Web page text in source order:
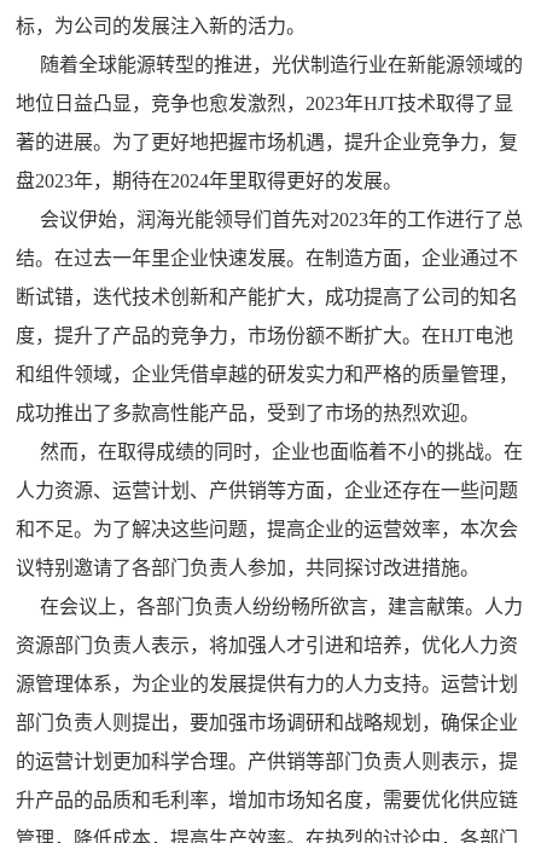
标，为公司的发展注入新的活力。
随着全球能源转型的推进，光伏制造行业在新能源领域的
地位日益凸显，竞争也愈发激烈，2023年HJT技术取得了显
著的进展。为了更好地把握市场机遇，提升企业竞争力，复
盘2023年，期待在2024年里取得更好的发展。
会议伊始，润海光能领导们首先对2023年的工作进行了总
结。在过去一年里企业快速发展。在制造方面，企业通过不
断试错，迭代技术创新和产能扩大，成功提高了公司的知名
度，提升了产品的竞争力，市场份额不断扩大。在HJT电池
和组件领域，企业凭借卓越的研发实力和严格的质量管理，
成功推出了多款高性能产品，受到了市场的热烈欢迎。
然而，在取得成绩的同时，企业也面临着不小的挑战。在
人力资源、运营计划、产供销等方面，企业还存在一些问题
和不足。为了解决这些问题，提高企业的运营效率，本次会
议特别邀请了各部门负责人参加，共同探讨改进措施。
在会议上，各部门负责人纷纷畅所欲言，建言献策。人力
资源部门负责人表示，将加强人才引进和培养，优化人力资
源管理体系，为企业的发展提供有力的人力支持。运营计划
部门负责人则提出，要加强市场调研和战略规划，确保企业
的运营计划更加科学合理。产供销等部门负责人则表示，提
升产品的品质和毛利率，增加市场知名度，需要优化供应链